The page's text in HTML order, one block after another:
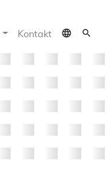
Kontakt language search